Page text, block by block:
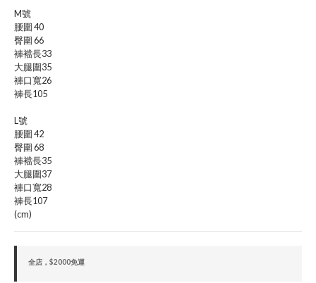
M號
腰圍 40
臀圍 66
褲襠長33
大腿圍35
褲口寬26
褲長105
L號
腰圍 42
臀圍 68
褲襠長35
大腿圍37
褲口寬28
褲長107
(cm)
全店，$2000免運